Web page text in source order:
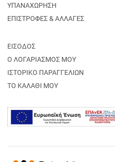
ΥΠΑΝΑΧΩΡΗΣΗ
ΕΠΙΣΤΡΟΦΕΣ & ΑΛΛΑΓΕΣ
ΕΙΣΟΔΟΣ
Ο ΛΟΓΑΡΙΑΣΜΟΣ ΜΟΥ
ΙΣΤΟΡΙΚΟ ΠΑΡΑΓΓΕΛΙΩΝ
ΤΟ ΚΑΛΑΘΙ ΜΟΥ